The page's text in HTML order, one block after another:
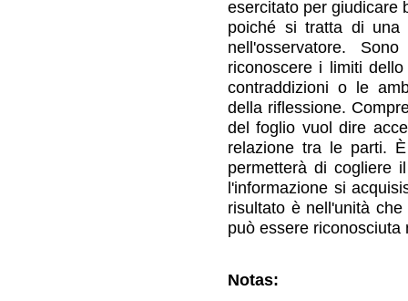
esercitato per giudicare
poiché si tratta di una
nell'osservatore.
riconoscere i limiti
contraddizioni o le
della riflessione.
del foglio vuol dire
relazione tra le parti.
permetterà di cogliere
l'informazione si
risultato è nell'unità
può essere riconosciuta
Notas: